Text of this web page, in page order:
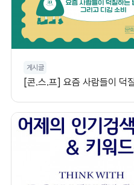
게시글
[콘.스.프] 요즘 사람들이 덕